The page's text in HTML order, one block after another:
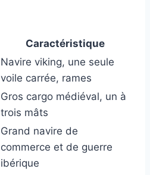
Caractéristique
Navire viking, une seule
voile carrée, rames
Gros cargo médiéval, un à
trois mâts
Grand navire de
commerce et de guerre
ibérique